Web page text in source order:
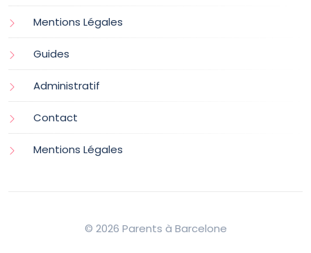
Mentions Légales
Guides
Administratif
Contact
Mentions Légales
© 2026 Parents à Barcelone